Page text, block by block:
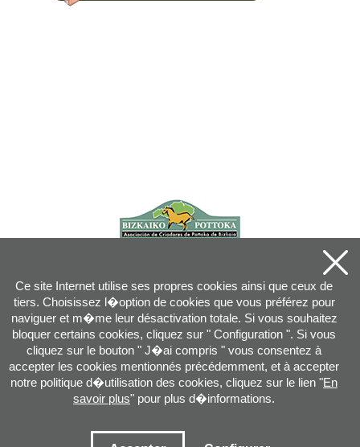
info@pottoka.info
Ce site Internet utilise ses propres cookies ainsi que ceux de
tiers. Choisissez l�option de cookies que vous préférez pour
naviguer et m�me leur désactivation totale. Si vous souhaitez
bloquer certains cookies, cliquez sur " Configuration ". Si vous
cliquez sur le bouton " J�ai compris " vous consentez à
accepter les cookies mentionnés précédemment, et à accepter
notre politique d�utilisation des cookies, cliquez sur le lien "En
savoir plus" pour plus d�informations.